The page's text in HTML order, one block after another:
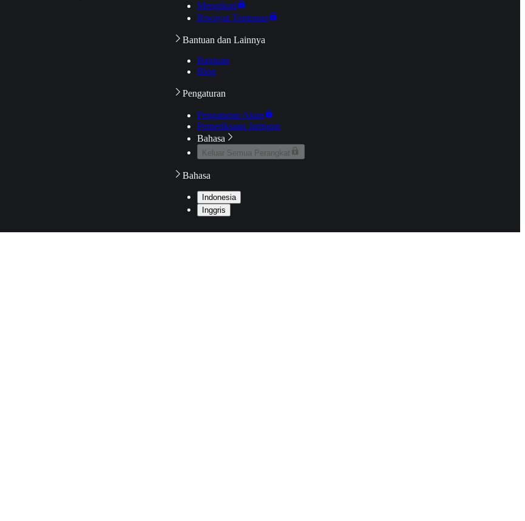
Mengikuti
Riwayat Tontonan
Bantuan dan Lainnya
Bantuan
Blog
Pengaturan
Pengaturan Akun
Pemeriksaan Jaringan
Bahasa
Keluar Semua Perangkat
Bahasa
Indonesia
Inggris